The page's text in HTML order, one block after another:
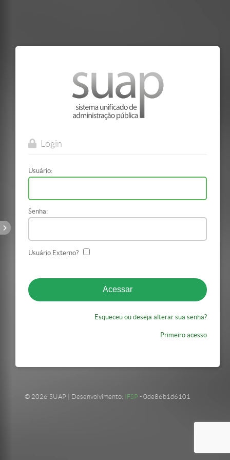
Login
Usuário:
Senha:
Usuário Externo?
Esqueceu ou deseja alterar sua senha?
Primeiro acesso
© 2026 SUAP | Desenvolvimento: IFSP - 0de86b1d6101